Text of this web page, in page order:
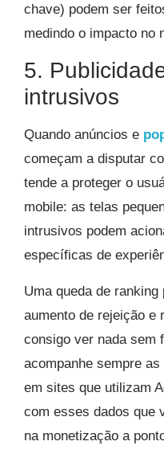
chave) podem ser
medindo o impacto no
5.
intrusivos
Quando anúncios e
começam a disputar
tende a proteger o
mobile: as telas
intrusivos podem
específicas de
Uma queda de
aumento de rejeição e
consigo ver nada sem
acompanhe sempre
em sites que utilizam
com esses dados que
na monetização a